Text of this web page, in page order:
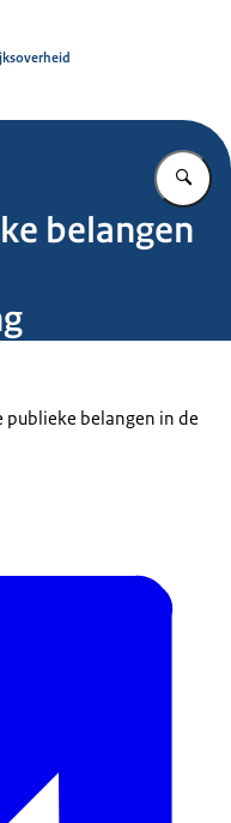
belangen
publieke belangen in de